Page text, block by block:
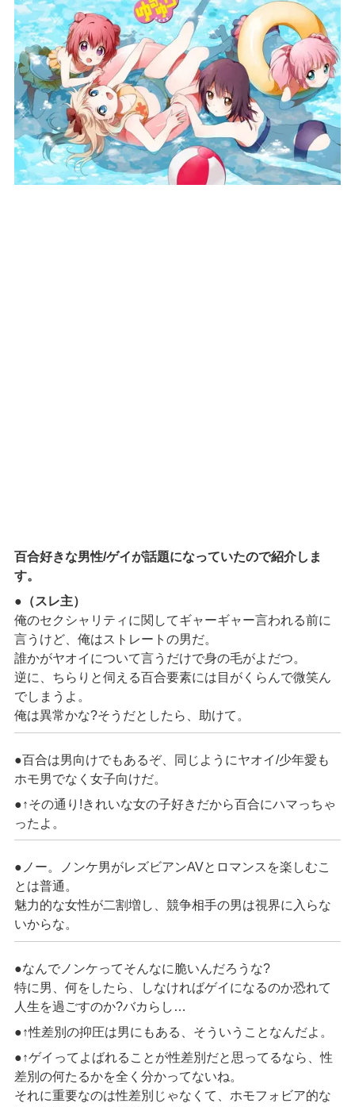
百合好きな男性/ゲイが話題になっていたので紹介しま
す。
●（スレ主）
俺のセクシャリティに関してギャーギャー言われる前に
言うけど、俺はストレートの男だ。
誰かがヤオイについて言うだけで身の毛がよだつ。
逆に、ちらりと伺える百合要素には目がくらんで微笑ん
でしまうよ。
俺は異常かな?そうだとしたら、助けて。
●百合は男向けでもあるぞ、同じようにヤオイ/少年愛も
ホモ男でなく女子向けだ。
●↑その通り!きれいな女の子好きだから百合にハマっちゃ
ったよ。
●ノー。ノンケ男がレズビアンAVとロマンスを楽しむこ
とは普通。
魅力的な女性が二割増し、競争相手の男は視界に入らな
いからな。
●なんでノンケってそんなに脆いんだろうな?
特に男、何をしたら、しなければゲイになるのか恐れて
人生を過ごすのか?バカらし…
●↑性差別の抑圧は男にもある、そういうことなんだよ。
●↑ゲイってよばれることが性差別だと思ってるなら、性
差別の何たるかを全く分かってないね。
それに重要なのは性差別じゃなくて、ホモフォビア的な